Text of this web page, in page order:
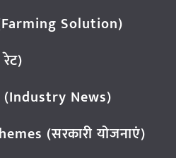
Solution)
(Industry News)
(सरकारी योजनाएं)